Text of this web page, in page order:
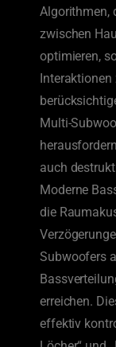
Algorithmen,
zwischen
optimieren,
Interaktionen
Multi-
auch
Moderne
die
Subwoofers
erreichen.
effektiv